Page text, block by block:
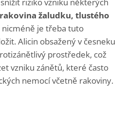
rakovina žaludku, tlustého
nicméně je třeba tuto
Alicin obsažený v česneku
prostředek, což
vzniku zánětů, které často
nemocí včetně rakoviny.